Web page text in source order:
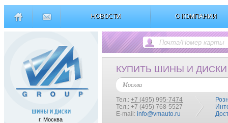
НОВОСТИ О КОМПАНИИ
г. Москва
КУПИТЬ ШИНЫ И ДИСКИ
Москва
Тел.: +7 (495) 995-7474
Тел.: +7 (495) 768-5527
E-mail: info@vmauto.ru